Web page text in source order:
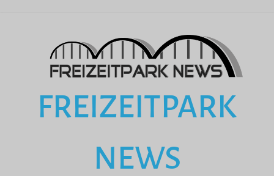
FREIZEITPARK
NEWS